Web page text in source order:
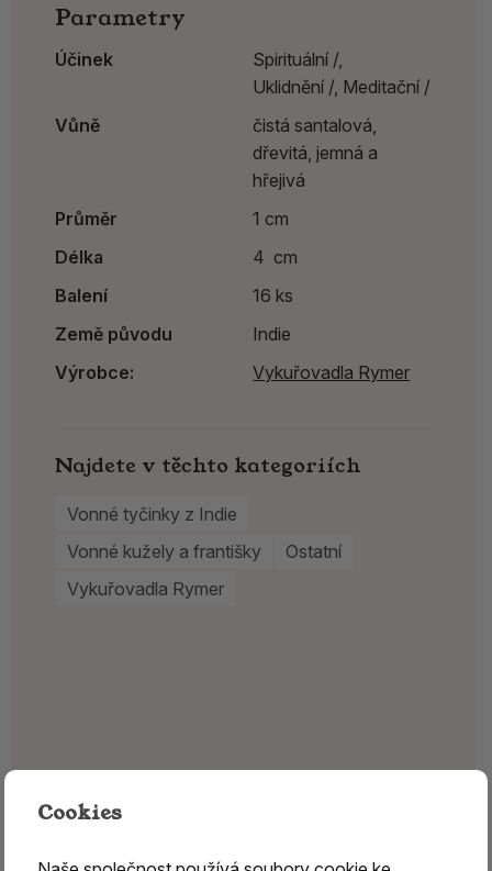
Parametry
Účinek
Spirituální /,
Uklidnění /, Meditační /
Vůně
čistá santalová,
dřevitá, jemná a
hřejivá
Průměr
1 cm
Délka
4 cm
Balení
16 ks
Země původu
Indie
Výrobce:
Vykuřovadla Rymer
Najdete v těchto kategoriích
Vonné tyčinky z Indie
Vonné kužely a františky
Ostatní
Vykuřovadla Rymer
Cookies